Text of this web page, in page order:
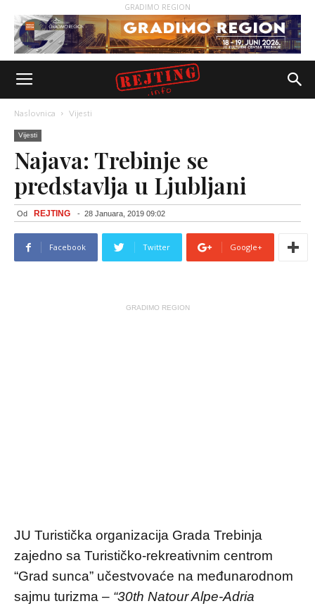
GRADIMO REGION
Naslovnica Vijesti
Vijesti
Najava: Trebinje se
predstavlja u Ljubljani
Od REJTING - 28 Januara, 2019 09:02
Facebook Twitter Google+
GRADIMO REGION
JU Turistička organizacija Grada Trebinja
zajedno sa Turističko-rekreativnim centrom
“Grad sunca” učestvovaće na međunarodnom
sajmu turizma – “30th Natour Alpe-Adria